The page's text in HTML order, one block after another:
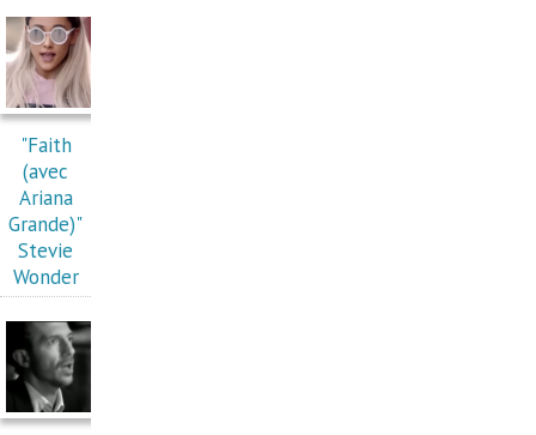
"Faith
(avec
Ariana
Grande)"
Stevie
Wonder